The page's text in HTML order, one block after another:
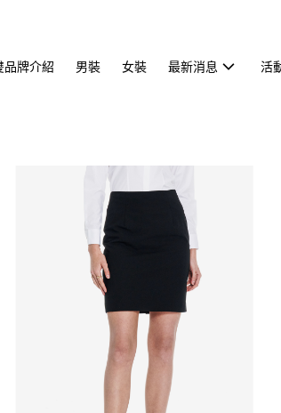
品牌介紹 男裝 女裝 最新消息 活